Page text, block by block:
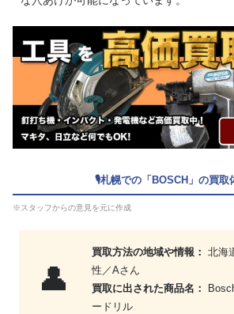
🎙札幌での「BOSCH」の買取
※スタッフからの意見を元に作成
👤
買取方法の地域や情報： 北海
性／Aさん
買取に出された商品名：
ードリル